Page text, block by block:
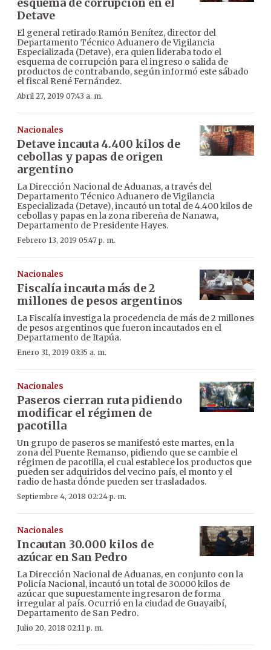
Detave
El general retirado Ramón Benítez, director del
Departamento Técnico Aduanero de Vigilancia
Especializada (Detave), era quien lideraba todo el
esquema de corrupción para el ingreso o salida de
productos de contrabando, según informó este sábado
el fiscal René Fernández.
Abril 27, 2019 07:43 a. m.
Nacionales
Detave incauta 4.400 kilos de
cebollas y papas de origen
argentino
La Dirección Nacional de Aduanas, a través del
Departamento Técnico Aduanero de Vigilancia
Especializada (Detave), incautó un total de 4.400 kilos de
cebollas y papas en la zona ribereña de Nanawa,
Departamento de Presidente Hayes.
Febrero 13, 2019 05:47 p. m.
Nacionales
Fiscalía incauta más de 2
millones de pesos argentinos
La Fiscalía investiga la procedencia de más de 2 millones
de pesos argentinos que fueron incautados en el
Departamento de Itapúa.
Enero 31, 2019 03:35 a. m.
Nacionales
Paseros cierran ruta pidiendo
modificar el régimen de
pacotilla
Un grupo de paseros se manifestó este martes, en la
zona del Puente Remanso, pidiendo que se cambie el
régimen de pacotilla, el cual establece los productos que
pueden ser adquiridos del vecino país, el monto y el
radio de hasta dónde pueden ser trasladados.
Septiembre 4, 2018 02:24 p. m.
Nacionales
Incautan 30.000 kilos de
azúcar en San Pedro
La Dirección Nacional de Aduanas, en conjunto con la
Policía Nacional, incautó un total de 30.000 kilos de
azúcar que supuestamente ingresaron de forma
irregular al país. Ocurrió en la ciudad de Guayaibí,
Departamento de San Pedro.
Julio 20, 2018 02:11 p. m.